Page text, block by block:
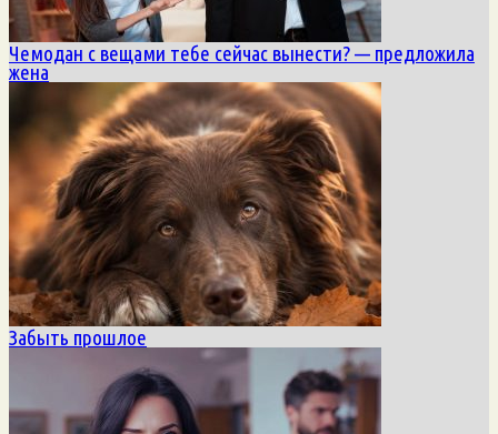
Чемодан с вещами тебе сейчас вынести? — предложила
жена
Забыть прошлое